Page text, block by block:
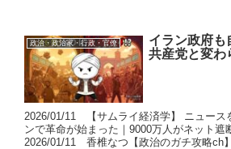
政治・政治家・行政・官僚
イラン政府も
共産党と変わ
2026/01/11 【サムライ経済学】 ニュー
ンで革命が始まった｜9000万人がネット遮
2026/01/11 香椎なつ【政治のガチ攻略ch